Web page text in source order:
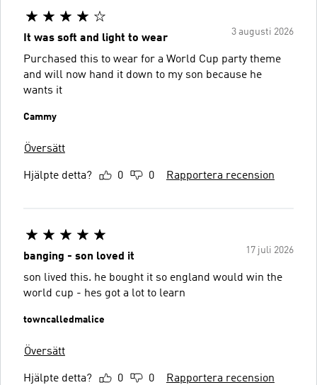
3 augusti 2026
It was soft and light to wear
Purchased this to wear for a World Cup party theme
and will now hand it down to my son because he
wants it
Cammy
Översätt
Hjälpte detta? 0 0 Rapportera recension
17 juli 2026
banging - son loved it
son lived this. he bought it so england would win the
world cup - hes got a lot to learn
towncalledmalice
Översätt
Hjälpte detta? 0 0 Rapportera recension